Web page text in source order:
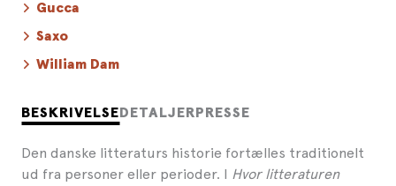
BESKRIVELSE DETALJER PRESSE
Den danske litteraturs historie fortælles traditionelt
ud fra personer eller perioder. I Hvor litteraturen
Gucca
Saxo
William Dam